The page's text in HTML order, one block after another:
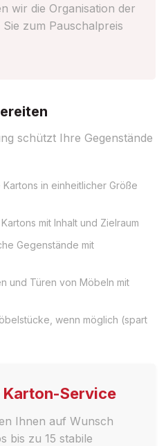
wir die Organisation der
zum Pauschalpreis
schützt Ihre Gegenstände
in einheitlicher Größe
mit Inhalt und Zielraum
Gegenstände mit
und Türen von Möbeln mit
wenn möglich (spart
Karton-Service
Ihnen auf Wunsch
bis zu 15 stabile